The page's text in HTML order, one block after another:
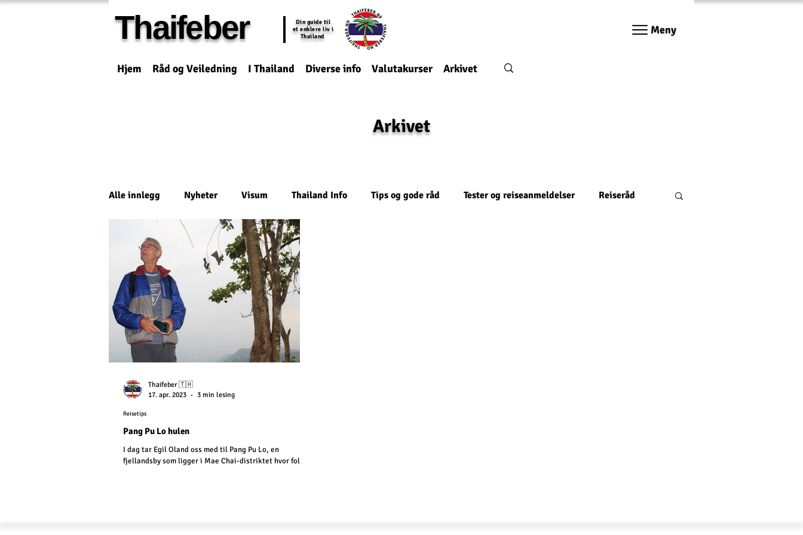
Thaifeber
Din guide til
et enklere liv i
Thailand
Meny
Hjem Råd og Veiledning I Thailand Diverse info Valutakurser Arkivet
Arkivet
Alle innlegg Nyheter Visum Thailand Info Tips og gode råd Tester og reiseanmeldelser Reiseråd
Reisetips Historier Økonomi
Pang Pu Lo hulen
I dag tar Egil Oland oss med til Pang Pu Lo, en
fjellandsby som ligger i Mae Chai-distriktet hvor folk
Reisetips
Thaifeber 🇹🇭
17. apr. 2023
3 min lesing